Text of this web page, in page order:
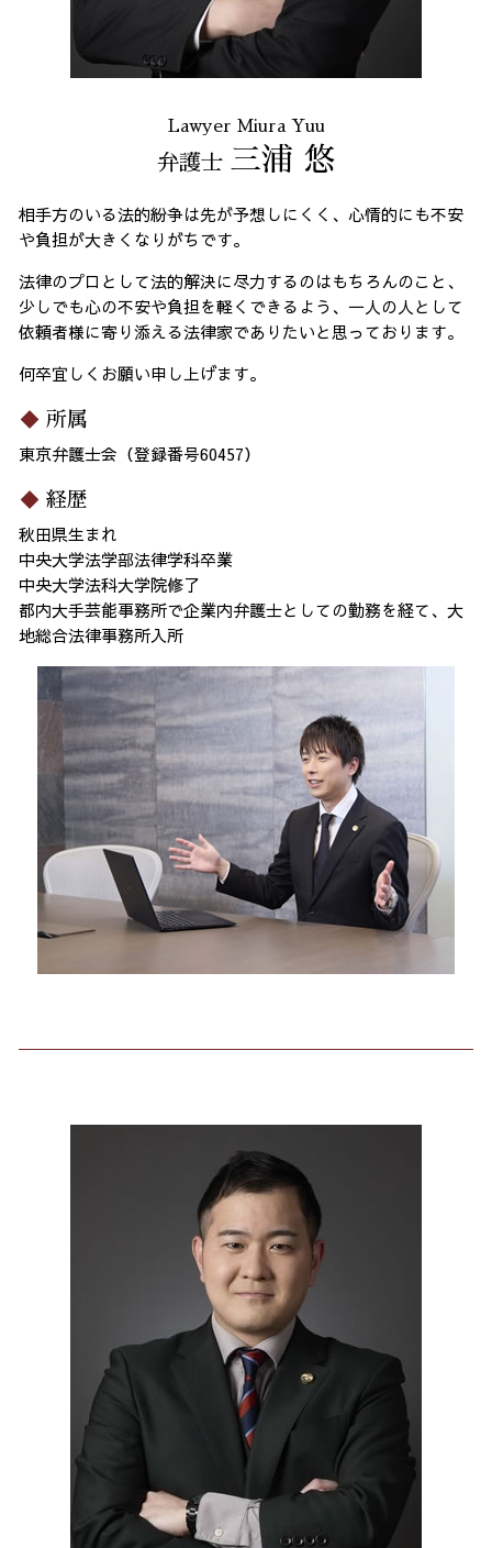
Lawyer Miura Yuu
弁護士 三浦 悠
相手方のいる法的紛争は先が予想しにくく、心情的にも不安
や負担が大きくなりがちです。
法律のプロとして法的解決に尽力するのはもちろんのこと、
少しでも心の不安や負担を軽くできるよう、一人の人として
依頼者様に寄り添える法律家でありたいと思っております。
何卒宜しくお願い申し上げます。
所属
東京弁護士会（登録番号60457）
経歴
秋田県生まれ
中央大学法学部法律学科卒業
中央大学法科大学院修了
都内大手芸能事務所で企業内弁護士としての勤務を経て、大
地総合法律事務所入所